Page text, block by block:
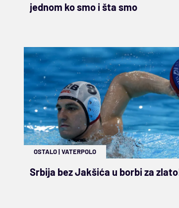
jednom ko smo i šta smo
OSTALO|VATERPOLO
Srbija bez Jakšića u borbi za